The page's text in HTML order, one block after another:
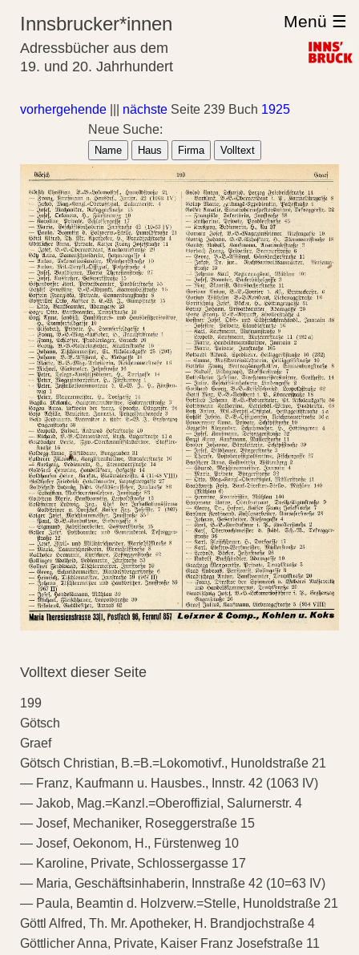
Innsbrucker*innen
Adressbücher aus dem
19. und 20. Jahrhundert
Menü ☰
vorhergehende nächste Seite 239 Buch 1925
Neue Suche:
Name Haus Firma Volltext
Volltext dieser Seite
199
Götsch
Graef
Götsch Christian, B.=B.=Lokomotivf., Hunoldstraße 21
— Franz, Kaufmann u. Hausbes., Innstr. 42 (1063 IV)
— Jakob, Mag.=Kanzl.=Oberoffizial, Salurnerstr. 4
— Josef, Mechaniker, Roseggerstraße 15
— Josef, Oekonom, H., Fürstenweg 10
— Karoline, Private, Schlossergasse 17
— Maria, Geschäftsinhaberin, Innstraße 42 (10=63 IV)
— Paula, Beamtin d. Holzverw.=Stelle, Hunoldstraße 21
Göttl Alfred, Th. Mr. Apotheker, H. Brandjochstraße 4
Göttlicher Anna, Private, Kaiser Franz Josefstraße 11